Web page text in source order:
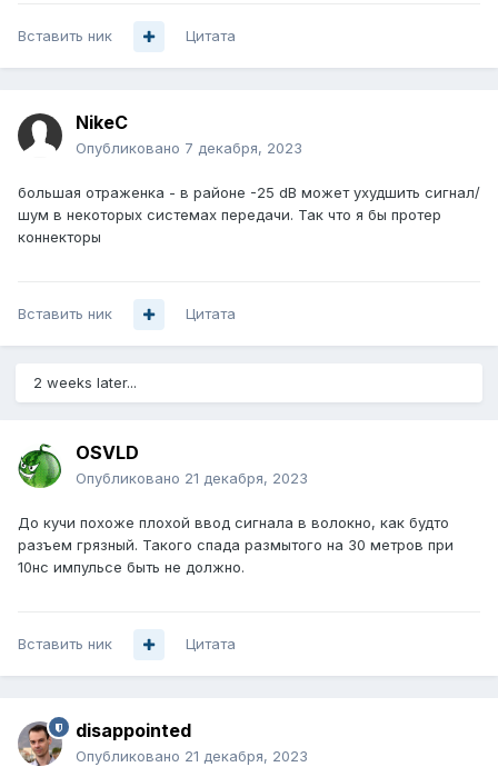
Вставить ник Цитата
NikeC
Опубликовано 7 декабря, 2023
большая отраженка - в районе -25 dB может ухудшить сигнал/
шум в некоторых системах передачи. Так что я бы протер
коннекторы
Вставить ник Цитата
2 weeks later...
OSVLD
Опубликовано 21 декабря, 2023
До кучи похоже плохой ввод сигнала в волокно, как будто
разъем грязный. Такого спада размытого на 30 метров при
10нс импульсе быть не должно.
Вставить ник Цитата
disappointed
Опубликовано 21 декабря, 2023